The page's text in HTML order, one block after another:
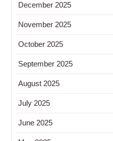
December 2025
November 2025
October 2025
September 2025
August 2025
July 2025
June 2025